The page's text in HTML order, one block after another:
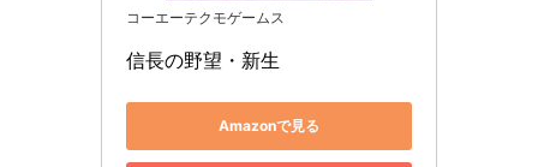
コーエーテクモゲームス
信長の野望・新生
Amazonで見る